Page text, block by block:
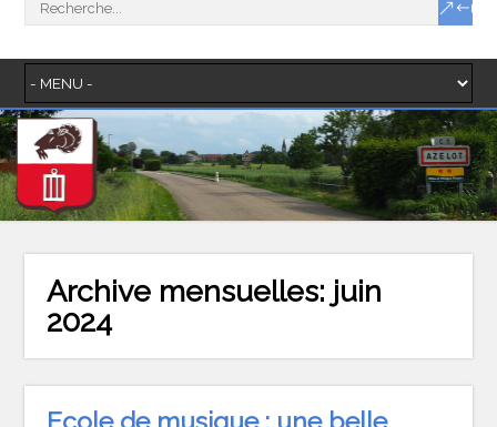
Archive mensuelles: juin
2024
Ecole de musique : une belle